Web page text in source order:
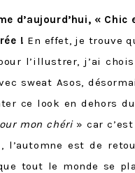
d’aujourd’hui, «
! En effet, je trouve
l’illustrer, j’ai
sweat Asos,
ce look en dehors
mon chéri» car
l’automne est de
tout le monde se